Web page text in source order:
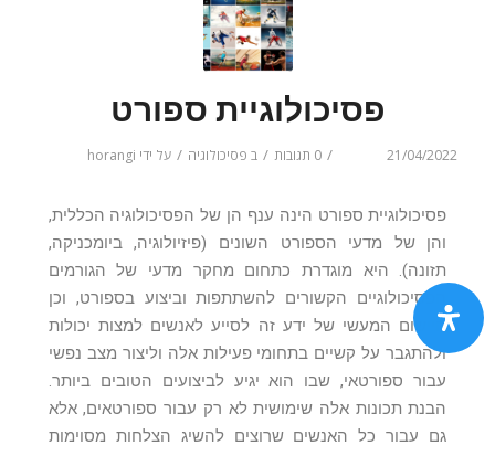
פסיכולוגיית ספורט
21/04/2022
/ 0 תגובות / ב פסיכולוגיה / על ידי horangi
פסיכולוגיית ספורט הינה ענף הן של הפסיכולוגיה הכללית,
והן של מדעי הספורט השונים (פיזיולוגיה, ביומכניקה,
תזונה). היא מוגדרת כתחום מחקר מדעי של הגורמים
הפסיכולוגיים הקשורים להשתתפות וביצוע בספורט, וכן
היישום המעשי של ידע זה לסייע לאנשים למצות יכולות
ולהתגבר על קשיים בתחומי פעילות אלה וליצור מצב נפשי
עבור ספורטאי, שבו הוא יגיע לביצועים הטובים ביותר.
הבנת תכונות אלה שימושית לא רק עבור ספורטאים, אלא
גם עבור כל האנשים שרוצים להשיג הצלחות מסוימות